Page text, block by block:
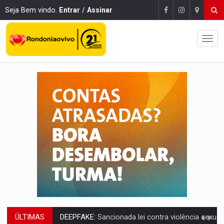
Seja Bem vindo. Entrar / Assinar
ÚLTIMAS DEEPFAKE: Sancionada lei contra violência sexual infantil na